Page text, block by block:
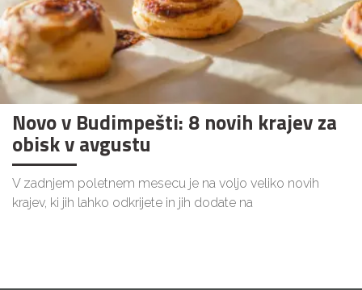
Novo v Budimpešti: 8 novih krajev za
obisk v avgustu
V zadnjem poletnem mesecu je na voljo veliko novih
krajev, ki jih lahko odkrijete in jih dodate na